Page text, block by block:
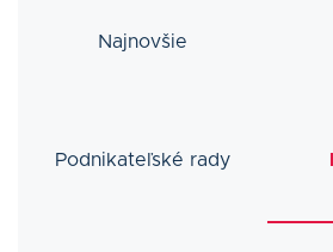
Najnovšie
Podnikateľské rady